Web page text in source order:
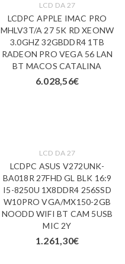
LCD DA 27
LCDPC APPLE IMAC PRO
MHLV3T/A 27 5K RD XEONW
3.0GHZ 32GBDDR4 1TB
RADEON PRO VEGA 56 LAN
BT MACOS CATALINA
6.028,56€
LCD DA 27
LCDPC ASUS V272UNK-
BA018R 27FHD GL BLK 16:9
I5-8250U 1X8DDR4 256SSD
W10PRO VGA/MX150-2GB
NOODD WIFI BT CAM 5USB
MIC 2Y
1.261,30€